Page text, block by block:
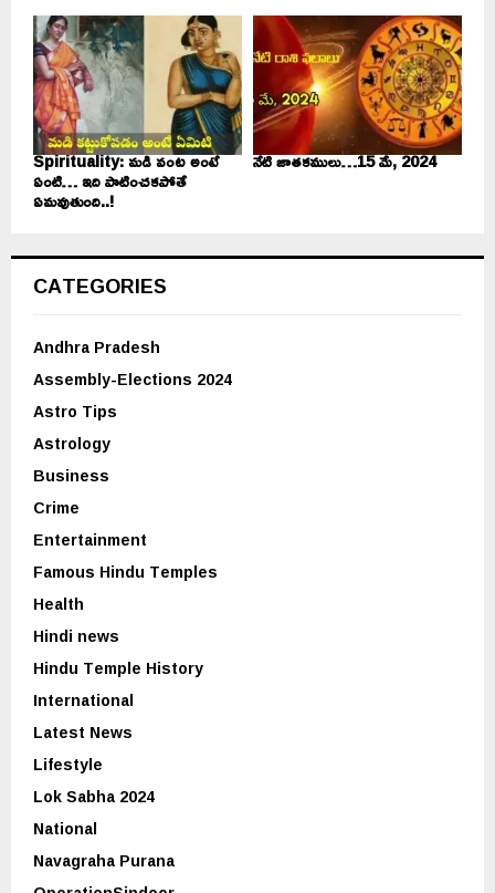
Spirituality: మడి వంట అంటే
ఏంటి… ఇది పాటించకపోతే
ఏమవుతుంది..!
నేటి జాతకములు…15 మే, 2024
CATEGORIES
Andhra Pradesh
Assembly-Elections 2024
Astro Tips
Astrology
Business
Crime
Entertainment
Famous Hindu Temples
Health
Hindi news
Hindu Temple History
International
Latest News
Lifestyle
Lok Sabha 2024
National
Navagraha Purana